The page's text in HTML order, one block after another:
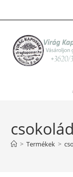
to
> Termékek >